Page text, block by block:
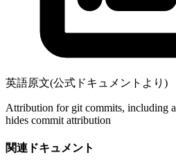
英語原文(公式ドキュメントより)
Attribution for git commits, including
hides commit attribution
関連ドキュメント